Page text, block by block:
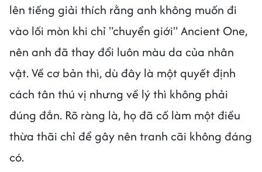
lên tiếng giải thích rằng anh không muốn đi
vào lối mòn khi chỉ "chuyển giới" Ancient One,
nên anh đã thay đổi luôn màu da của nhân
vật. Về cơ bản thì, dù đây là một quyết định
cách tân thú vị nhưng về lý thì không phải
đúng đắn. Rõ ràng là, họ đã cố làm một điều
thừa thãi chỉ để gây nên tranh cãi không đáng
có.